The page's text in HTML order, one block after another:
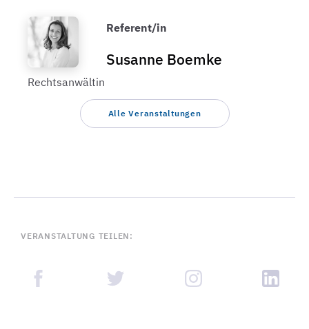
Referent/in
Susanne Boemke
Rechtsanwältin
Alle Veranstaltungen
VERANSTALTUNG TEILEN: